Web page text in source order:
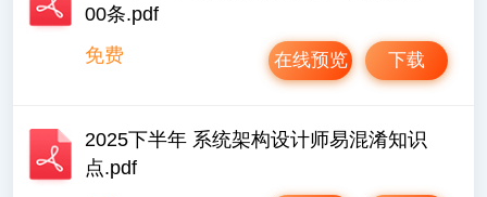
00条.pdf
免费
下载
在线预览
2025下半年 系统架构设计师易混淆知识
点.pdf